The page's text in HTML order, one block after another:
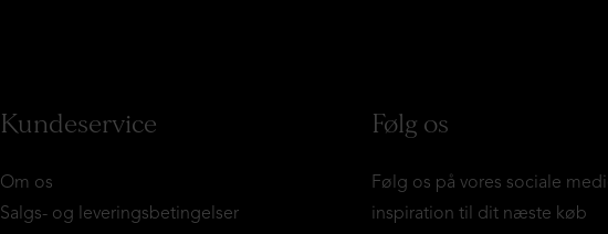
Kundeservice
Om os
Salgs- og leveringsbetingelser
Følg os
Følg os på vores sociale
inspiration til dit næste køb